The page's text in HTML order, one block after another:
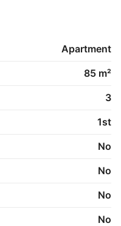
rummer lejligheden
som deles med to
og der er
er låst af
Apartment
85 m²
3
1st
No
No
No
No